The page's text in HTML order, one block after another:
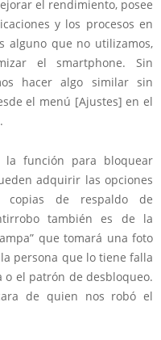
el rendimiento, posee
y los procesos en
alguno que no utilizamos,
el smartphone. Sin
hacer algo similar sin
el menú [Ajustes] en el
función para bloquear
adquirir las opciones
de respaldo de
también es de la
que tomará una foto
persona que lo tiene falla
o el patrón de desbloqueo.
de quien nos robó el